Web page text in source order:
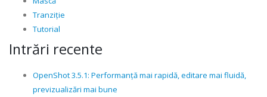
Tranziție
Tutorial
Intrări recente
OpenShot 3.5.1: Performanță mai rapidă, editare mai fluidă,
previzualizări mai bune